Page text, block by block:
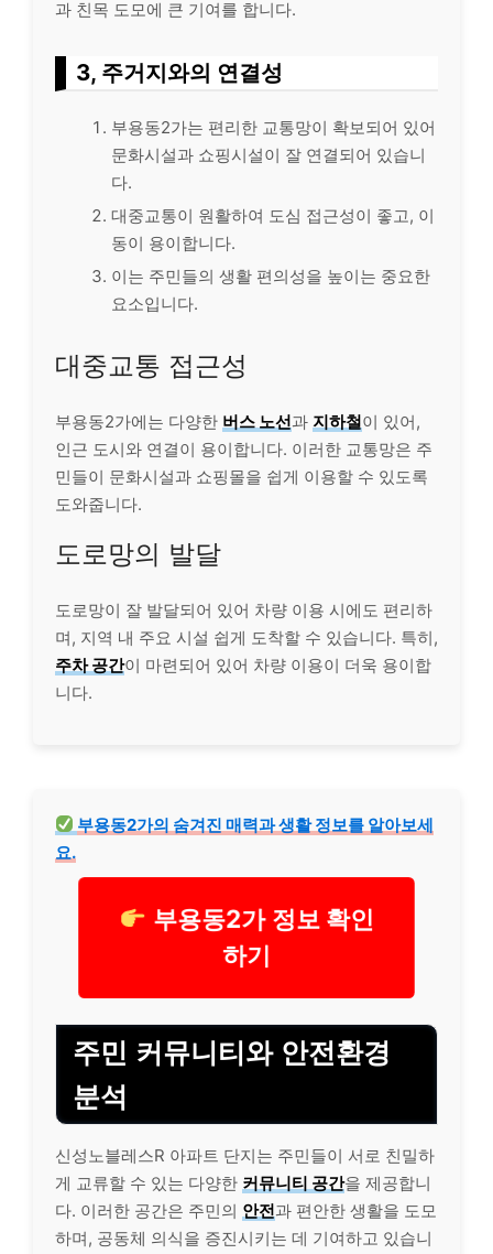
과 친목 도모에 큰 기여를 합니다.
3, 주거지와의 연결성
부용동2가는 편리한 교통망이 확보되어 있어
문화시설과 쇼핑시설이 잘 연결되어 있습니
다.
대중교통이 원활하여 도심 접근성이 좋고, 이
동이 용이합니다.
이는 주민들의 생활 편의성을 높이는 중요한
요소입니다.
대중교통 접근성
부용동2가에는 다양한 버스 노선과 지하철이 있어,
인근 도시와 연결이 용이합니다. 이러한 교통망은 주
민들이 문화시설과 쇼핑몰을 쉽게 이용할 수 있도록
도와줍니다.
도로망의 발달
도로망이 잘 발달되어 있어 차량 이용 시에도 편리하
며, 지역 내 주요 시설 쉽게 도착할 수 있습니다. 특히,
주차 공간이 마련되어 있어 차량 이용이 더욱 용이합
니다.
부용동2가의 숨겨진 매력과 생활 정보를 알아보세
요.
부용동2가 정보 확인
하기
주민 커뮤니티와 안전환경
분석
신성노블레스R 아파트 단지는 주민들이 서로 친밀하
게 교류할 수 있는 다양한 커뮤니티 공간을 제공합니
다. 이러한 공간은 주민의 안전과 편안한 생활을 도모
하며, 공동체 의식을 증진시키는 데 기여하고 있습니